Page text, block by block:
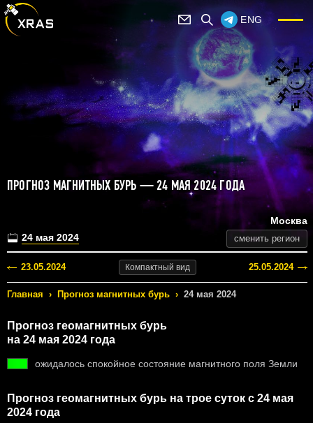
ENG
ПРОГНОЗ МАГНИТНЫХ БУРЬ — 24 МАЯ 2024 ГОДА
24 мая 2024
Москва
сменить регион
23.05.2024 Компактный вид 25.05.2024
Главная › Прогноз магнитных бурь › 24 мая 2024
Прогноз геомагнитных бурь
на 24 мая 2024 года
ожидалось спокойное состояние магнитного поля Земли
Прогноз геомагнитных бурь на трое суток с 24 мая
2024 года